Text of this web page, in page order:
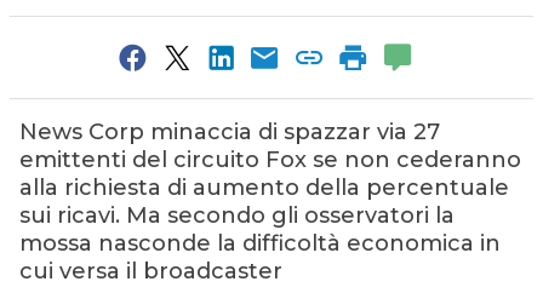
News Corp minaccia di spazzar via 27
emittenti del circuito Fox se non cederanno
alla richiesta di aumento della percentuale
sui ricavi. Ma secondo gli osservatori la
mossa nasconde la difficoltà economica in
cui versa il broadcaster